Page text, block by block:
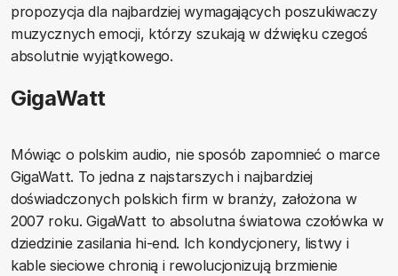
propozycja dla najbardziej wymagających poszukiwaczy
muzycznych emocji, którzy szukają w dźwięku czegoś
absolutnie wyjątkowego.
GigaWatt
Mówiąc o polskim audio, nie sposób zapomnieć o marce
GigaWatt. To jedna z najstarszych i najbardziej
doświadczonych polskich firm w branży, założona w
2007 roku. GigaWatt to absolutna światowa czołówka w
dziedzinie zasilania hi-end. Ich kondycjonery, listwy i
kable sieciowe chronią i rewolucjonizują brzmienie